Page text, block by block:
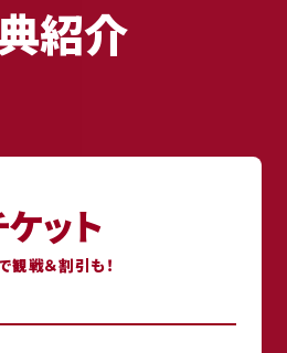
紹介
ット
観戦＆割引も！